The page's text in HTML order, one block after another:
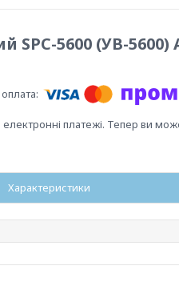
SPC-5600 (УВ-
електронні платежі. Тепер ви
Характеристики